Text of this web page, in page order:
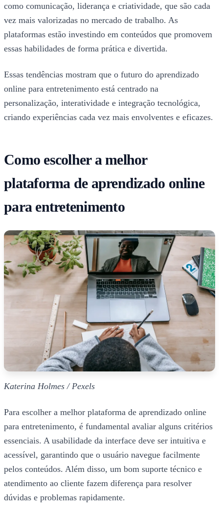
como comunicação, liderança e criatividade, que são cada
vez mais valorizadas no mercado de trabalho. As
plataformas estão investindo em conteúdos que promovem
essas habilidades de forma prática e divertida.
Essas tendências mostram que o futuro do aprendizado
online para entretenimento está centrado na
personalização, interatividade e integração tecnológica,
criando experiências cada vez mais envolventes e eficazes.
Como escolher a melhor
plataforma de aprendizado online
para entretenimento
Katerina Holmes / Pexels
Para escolher a melhor plataforma de aprendizado online
para entretenimento, é fundamental avaliar alguns critérios
essenciais. A usabilidade da interface deve ser intuitiva e
acessível, garantindo que o usuário navegue facilmente
pelos conteúdos. Além disso, um bom suporte técnico e
atendimento ao cliente fazem diferença para resolver
dúvidas e problemas rapidamente.